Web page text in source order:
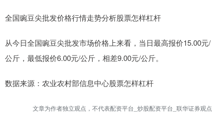
全国豌豆尖批发价格行情走势分析股票怎样杠杆
从今日全国豌豆尖批发市场价格上来看，当日最高报价15.00元/
公斤，最低报价6.00元/公斤，相差9.00元/公斤。
数据来源：农业农村部信息中心股票怎样杠杆
文章为作者独立观点，不代表配资平台_炒股配资平台_联华证券观点